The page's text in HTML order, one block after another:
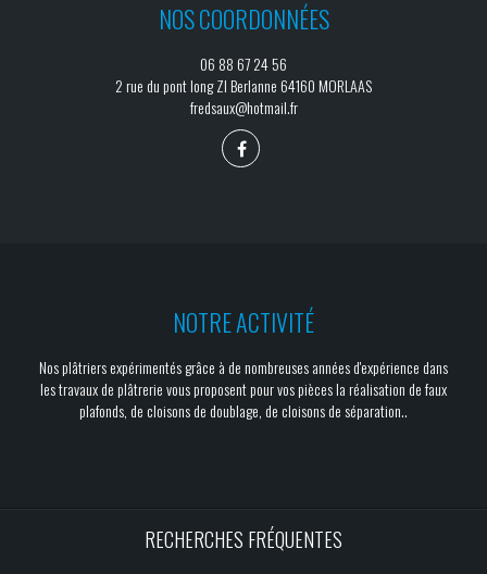
NOS COORDONNÉES
06 88 67 24 56
2 rue du pont long ZI Berlanne 64160 MORLAAS
fredsaux@hotmail.fr
NOTRE ACTIVITÉ
Nos plâtriers expérimentés grâce à de nombreuses années d'expérience dans
les travaux de plâtrerie vous proposent pour vos pièces la réalisation de faux
plafonds, de cloisons de doublage, de cloisons de séparation..
RECHERCHES FRÉQUENTES